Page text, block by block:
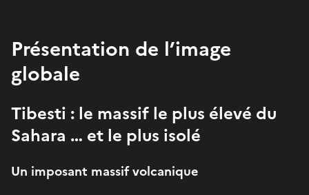
Présentation de l’image
globale
Tibesti : le massif le plus élevé du
Sahara … et le plus isolé
Un imposant massif volcanique